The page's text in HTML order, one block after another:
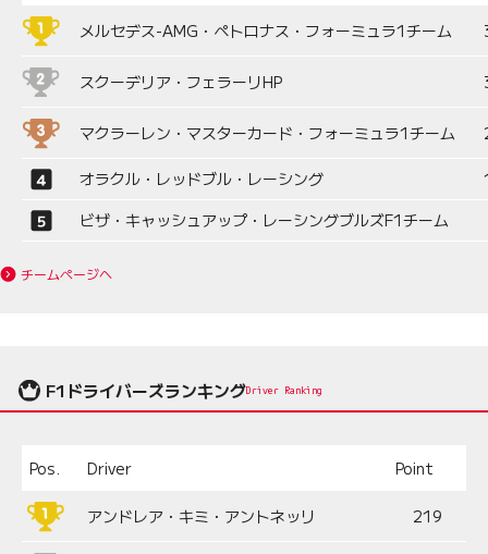
メルセデス-AMG・ペトロナス・フォーミュラ1チーム
スクーデリア・フェラーリHP
マクラーレン・マスターカード・フォーミュラ1チーム
オラクル・レッドブル・レーシング
ビザ・キャッシュアップ・レーシングブルズF1チーム
チームページへ
F1ドライバーズランキングDriver Ranking
Pos. Driver Point
アンドレア・キミ・アントネッリ 219